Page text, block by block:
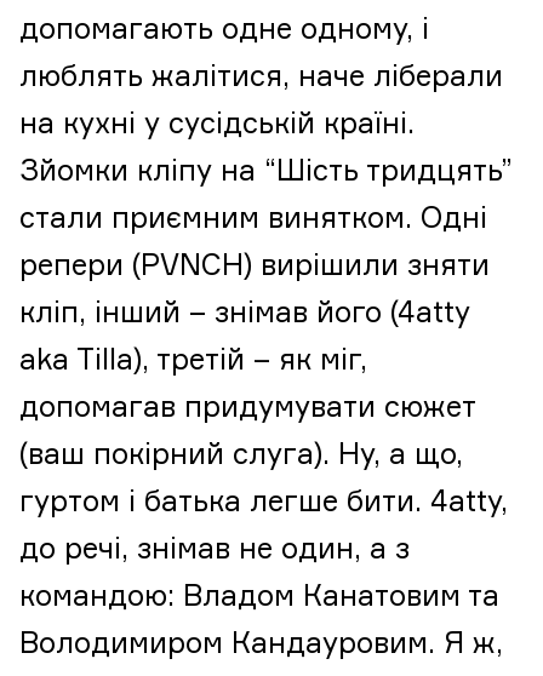
допомагають одне одному, і
люблять жалітися, наче ліберали
на кухні у сусідській країні.
Зйомки кліпу на “Шість тридцять”
стали приємним винятком. Одні
репери (PVNCH) вирішили зняти
кліп, інший – знімав його (4atty
aka Tilla), третій – як міг,
допомагав придумувати сюжет
(ваш покірний слуга). Ну, а що,
гуртом і батька легше бити. 4atty,
до речі, знімав не один, а з
командою: Владом Канатовим та
Володимиром Кандауровим. Я ж,